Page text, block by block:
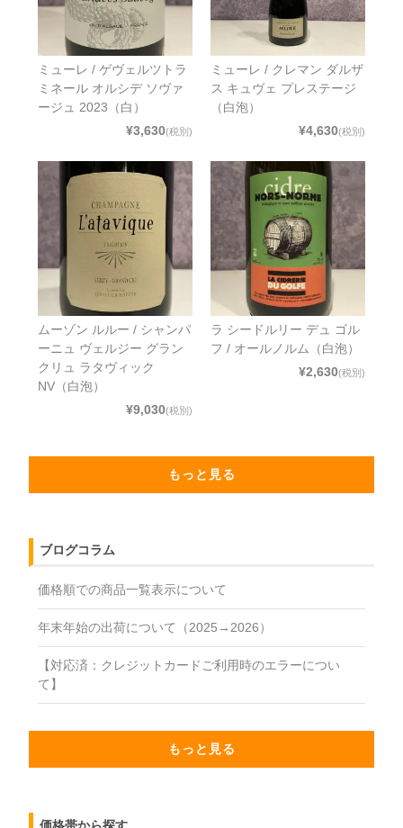
ミューレ / ゲヴェルツトラ
ミネール オルシデ ソヴァ
ージュ 2023（白）
¥3,630(税別)
ミューレ / クレマン ダルザ
ス キュヴェ プレステージ
（白泡）
¥4,630(税別)
ムーゾン ルルー / シャンパ
ーニュ ヴェルジー グラン
クリュ ラタヴィック
NV（白泡）
¥9,030(税別)
ラ シードルリー デュ ゴル
フ / オールノルム（白泡）
¥2,630(税別)
もっと見る
ブログコラム
価格順での商品一覧表示について
年末年始の出荷について（2025→2026）
【対応済：クレジットカードご利用時のエラーについ
て】
もっと見る
価格帯から探す